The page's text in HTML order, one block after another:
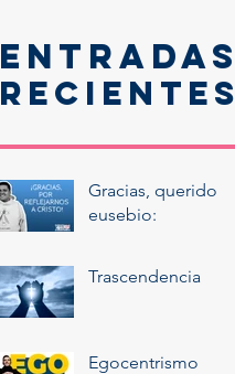
Entradas
recientes
Gracias, querido
eusebio:
Trascendencia
Egocentrismo